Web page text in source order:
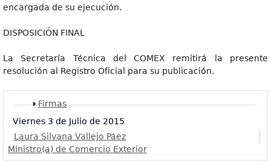
encargada de su ejecución.
DISPOSICIÓN FINAL
La Secretaría Técnica del COMEX remitirá la presente
resolución al Registro Oficial para su publicación.
Mostrar
Firmas
Viernes 3 de Julio de 2015
Laura Silvana Vallejo Páez
Ministro(a) de Comercio Exterior